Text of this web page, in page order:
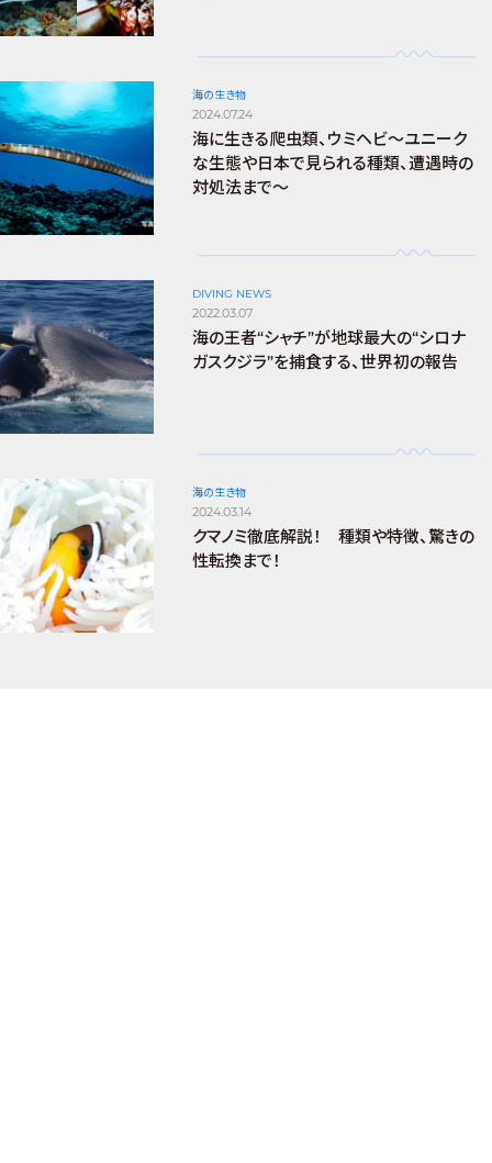
海の生き物
2024.07.24
海に生きる爬虫類、ウミヘビ～ユニーク
な生態や日本で見られる種類、遭遇時の
対処法まで～
DIVING NEWS
2022.03.07
海の王者“シャチ”が地球最大の“シロナ
ガスクジラ”を捕食する、世界初の報告
海の生き物
2024.03.14
クマノミ徹底解説！ 種類や特徴、驚きの
性転換まで！